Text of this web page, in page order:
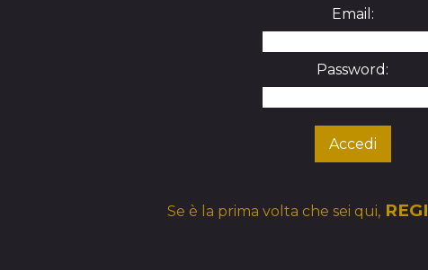
Email:
Password:
Se è la prima volta che sei qui,